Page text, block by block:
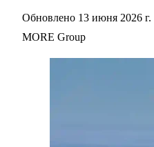
Обновлено 13 июня 2026 г.
MORE Group